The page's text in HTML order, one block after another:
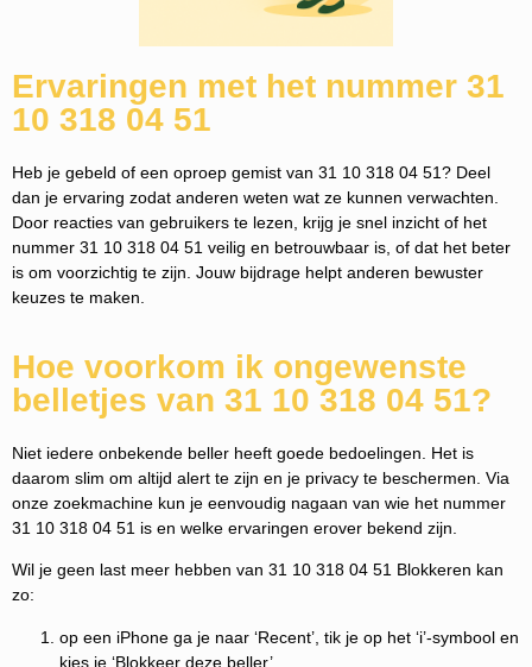
Ervaringen met het nummer 31
10 318 04 51
Heb je gebeld of een oproep gemist van 31 10 318 04 51? Deel
dan je ervaring zodat anderen weten wat ze kunnen verwachten.
Door reacties van gebruikers te lezen, krijg je snel inzicht of het
nummer 31 10 318 04 51 veilig en betrouwbaar is, of dat het beter
is om voorzichtig te zijn. Jouw bijdrage helpt anderen bewuster
keuzes te maken.
Hoe voorkom ik ongewenste
belletjes van 31 10 318 04 51?
Niet iedere onbekende beller heeft goede bedoelingen. Het is
daarom slim om altijd alert te zijn en je privacy te beschermen. Via
onze zoekmachine kun je eenvoudig nagaan van wie het nummer
31 10 318 04 51 is en welke ervaringen erover bekend zijn.
Wil je geen last meer hebben van 31 10 318 04 51 Blokkeren kan
zo:
op een iPhone ga je naar ‘Recent’, tik je op het ‘i’-symbool en
kies je ‘Blokkeer deze beller’.